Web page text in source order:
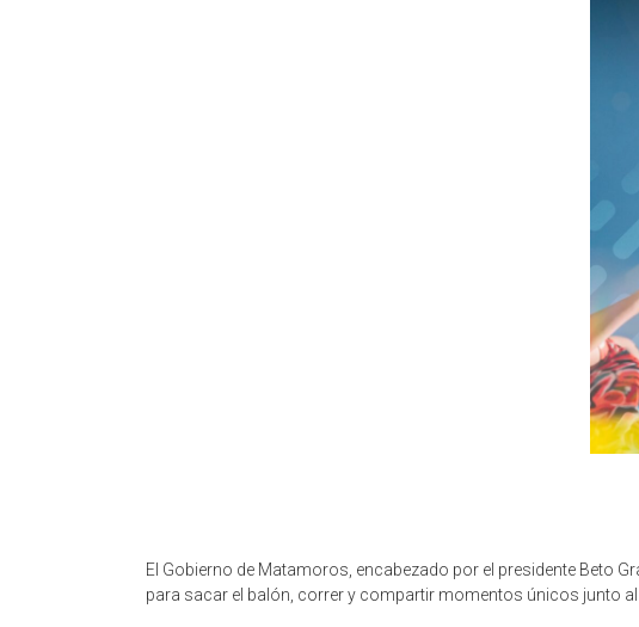
El Gobierno de Matamoros, encabezado por el presidente Beto
para sacar el balón, correr y compartir momentos únicos junto al